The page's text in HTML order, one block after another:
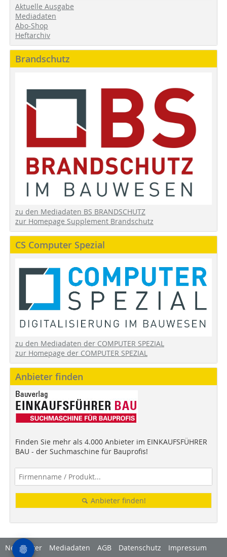
Aktuelle Ausgabe
Mediadaten
Abo-Shop
Heftarchiv
Brandschutz
zu den Mediadaten BS BRANDSCHUTZ
zur Homepage Supplement Brandschutz
CS Computer Spezial
zu den Mediadaten der COMPUTER SPEZIAL
zur Homepage der COMPUTER SPEZIAL
Anbieter finden
Finden Sie mehr als 4.000 Anbieter im EINKAUFSFÜHRER
BAU - der Suchmaschine für Bauprofis!
Anbieter finden!
Newsletter Mediadaten AGB Datenschutz Impressum